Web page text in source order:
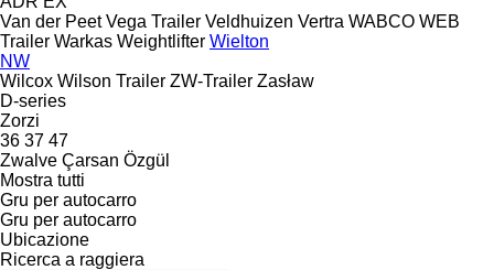
Van der Peet Vega Trailer Veldhuizen Vertra WABCO WEB
Trailer Warkas Weightlifter Wielton
NW
Wilcox Wilson Trailer ZW-Trailer Zasław
D-series
Zorzi
36 37 47
Zwalve Çarsan Özgül
Mostra tutti
Gru per autocarro
Gru per autocarro
Ubicazione
Ricerca a raggiera